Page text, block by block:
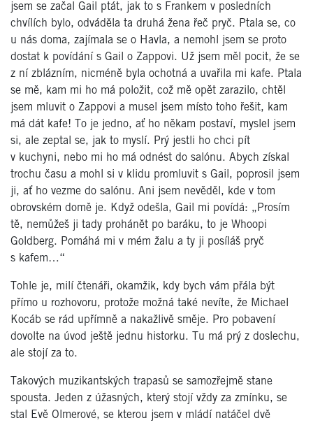
jsem se začal Gail ptát, jak to s Frankem v posledních
chvílích bylo, odváděla ta druhá žena řeč pryč. Ptala se, co
u nás doma, zajímala se o Havla, a nemohl jsem se proto
dostat k povídání s Gail o Zappovi. Už jsem měl pocit, že se
z ní zblázním, nicméně byla ochotná a uvařila mi kafe. Ptala
se mě, kam mi ho má položit, což mě opět zarazilo, chtěl
jsem mluvit o Zappovi a musel jsem místo toho řešit, kam
má dát kafe! To je jedno, ať ho někam postaví, myslel jsem
si, ale zeptal se, jak to myslí. Prý jestli ho chci pít
v kuchyni, nebo mi ho má odnést do salónu. Abych získal
trochu času a mohl si v klidu promluvit s Gail, poprosil jsem
ji, ať ho vezme do salónu. Ani jsem nevěděl, kde v tom
obrovském domě je. Když odešla, Gail mi povídá: „Prosím
tě, nemůžeš ji tady prohánět po baráku, to je Whoopi
Goldberg. Pomáhá mi v mém žalu a ty ji posíláš pryč
s kafem…“
Tohle je, milí čtenáři, okamžik, kdy bych vám přála být
přímo u rozhovoru, protože možná také nevíte, že Michael
Kocáb se rád upřímně a nakažlivě směje. Pro pobavení
dovolte na úvod ještě jednu historku. Tu má prý z doslechu,
ale stojí za to.
Takových muzikantských trapasů se samozřejmě stane
spousta. Jeden z úžasných, který stojí vždy za zmínku, se
stal Evě Olmerové, se kterou jsem v mládí natáčel dvě